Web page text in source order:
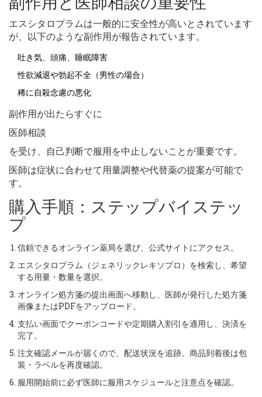
エスシタロプラムは一般的に安全性が高いとされています
が、以下のような副作用が報告されています。
吐き気、頭痛、睡眠障害
性欲減退や勃起不全（男性の場合）
稀に自殺念慮の悪化
副作用が出たらすぐに
医師相談
を受け、自己判断で服用を中止しないことが重要です。
医師は症状に合わせて用量調整や代替薬の提案が可能で
す。
購入手順：ステップバイステッ
プ
信頼できるオンライン薬局を選び、公式サイトにアクセス。
エスシタロプラム（ジェネリックレキソプロ）を検索し、希望
する用量・数量を選択。
オンライン処方箋の提出画面へ移動し、医師が発行した処方箋
画像またはPDFをアップロード。
支払い画面でクーポンコードや定期購入割引を適用し、決済を
完了。
注文確認メールが届くので、配送状況を追跡。商品到着後は包
装・ラベルを再度確認。
服用開始前に必ず医師に服用スケジュールと注意点を確認。